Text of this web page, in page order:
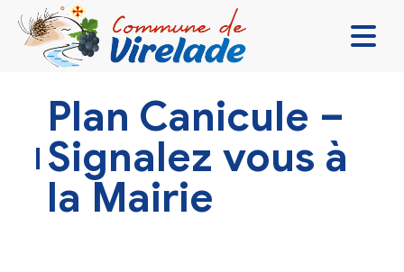
VIVRE ENSEMBLE
SE DIVERTIR
DÉCOUVRIR
Plan Canicule –
Signalez vous à
la Mairie